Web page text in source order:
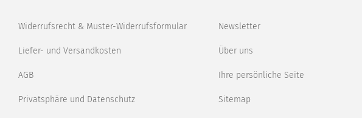
Widerrufsrecht & Muster-Widerrufsformular
Liefer- und Versandkosten
AGB
Privatsphäre und Datenschutz
Newsletter
Über uns
Ihre persönliche Seite
Sitemap